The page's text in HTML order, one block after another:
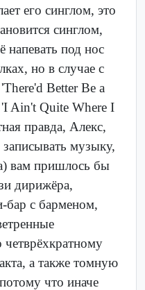
его синглом, это
синглом,
напевать под нос
но в случае с
Better Be a
Ain't Quite Where I
правда, Алекс,
музыку,
вам пришлось бы
дирижёра,
бар с барменом,
а также томную
что иначе